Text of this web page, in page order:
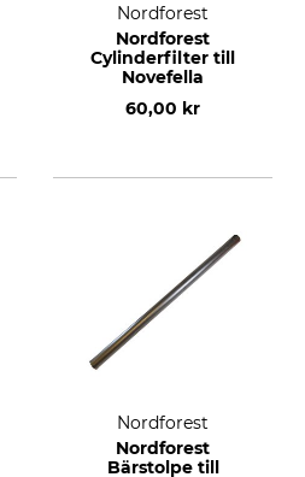
Nordforest
Nordforest
Cylinderfilter till
Novefella
60,00 kr
Nordforest
Nordforest
Bärstolpe till